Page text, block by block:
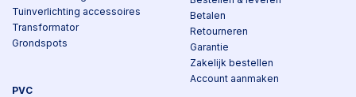
Tuinverlichting accessoires
Transformator
Grondspots
PVC
Betalen
Retourneren
Garantie
Zakelijk bestellen
Account aanmaken